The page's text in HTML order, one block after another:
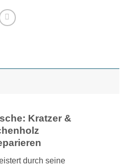
Kratzer &
durch seine